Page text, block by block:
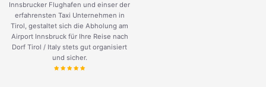
Innsbrucker Flughafen und einser der
erfahrensten Taxi Unternehmen in
Tirol, gestaltet sich die Abholung am
Airport Innsbruck für Ihre Reise nach
Dorf Tirol / Italy stets gut organisiert
und sicher.